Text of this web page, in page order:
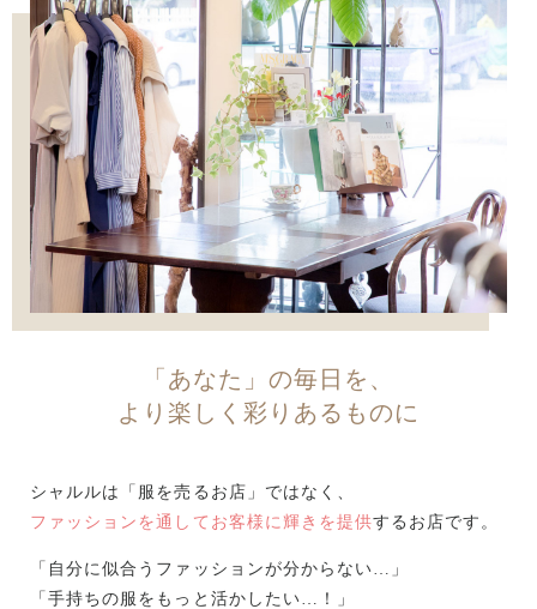
「あなた」の毎日を、
より楽しく彩りあるものに
シャルルは「服を売るお店」ではなく、
ファッションを通してお客様に輝きを提供するお店です。
「自分に似合うファッションが分からない…」
「手持ちの服をもっと活かしたい…！」